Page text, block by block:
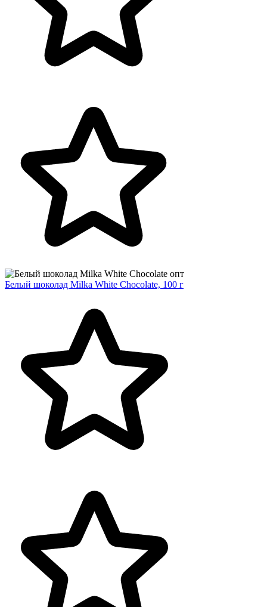
Белый шоколад Milka White Chocolate, 100 г